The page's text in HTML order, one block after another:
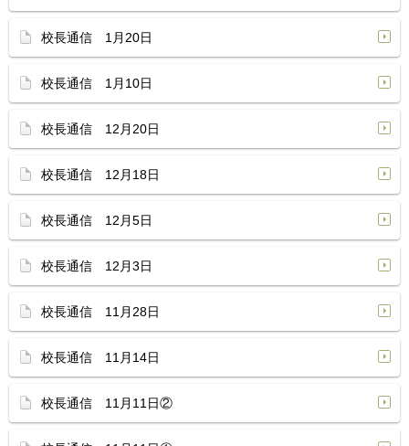
校長通信 1月20日
校長通信 1月10日
校長通信 12月20日
校長通信 12月18日
校長通信 12月5日
校長通信 12月3日
校長通信 11月28日
校長通信 11月14日
校長通信 11月11日②